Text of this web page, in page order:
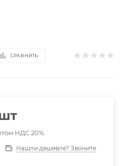
СРАВНИТЬ
НДС 20%
Нашли дешевле? Звоните